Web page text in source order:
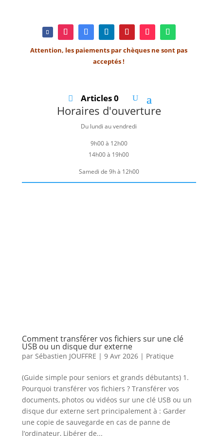
Attention, les paiements par chèques ne sont pas
acceptés !
Articles 0
Horaires d'ouverture
Du lundi au vendredi
9h00 à 12h00
14h00 à 19h00
Samedi de 9h à 12h00
Comment transférer vos fichiers sur une clé
USB ou un disque dur externe
par Sébastien JOUFFRE | 9 Avr 2026| Pratique
(Guide simple pour seniors et grands débutants) 1.
Pourquoi transférer vos fichiers ? Transférer vos
documents, photos ou vidéos sur une clé USB ou un
disque dur externe sert principalement à : Garder
une copie de sauvegarde en cas de panne de
l’ordinateur, Libérer de...